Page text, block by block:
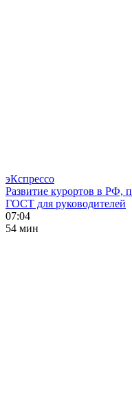
эКспрессо
Развитие курортов в РФ,
ГОСТ для руководителей
07:04
54 мин